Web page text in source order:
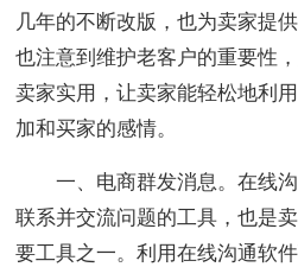
几年的不断改版，也为卖家提
也注意到维护老客户的重要性
卖家实用，让卖家能轻松地利
加和买家的感情。
一、电商群发消息。在线沟
联系并交流问题的工具，也是
要工具之一。利用在线沟通软